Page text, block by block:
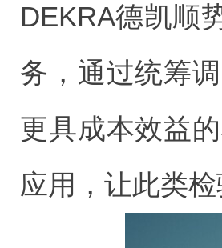
DEKRA德凯顺
务，通过统筹
更具成本效益
应用，让此类